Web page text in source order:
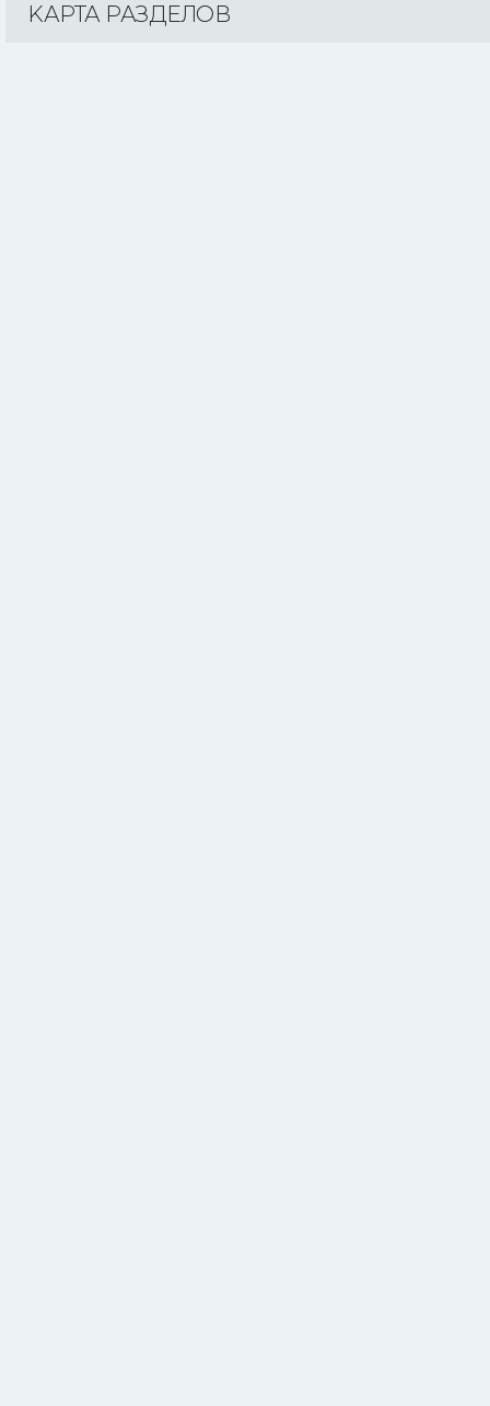
KАРТА РАЗДЕЛОВ